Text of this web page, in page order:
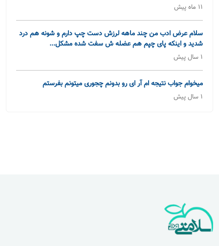
11 ماه پیش
سلام عرض ادب من چند ماهه لرزش دست چپ دارم و شونه هم درد
شدید و اینکه پای چپم هم عضله ش سفت شده مشکل...
1 سال پیش
میخوام جواب نتیجه ام آر ای رو بدونم چجوری میتونم بفرستم
1 سال پیش